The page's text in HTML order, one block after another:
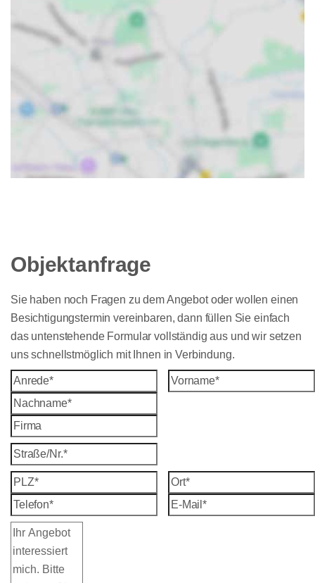
Objektanfrage
Sie haben noch Fragen zu dem Angebot oder wollen einen
Besichtigungstermin vereinbaren, dann füllen Sie einfach
das untenstehende Formular vollständig aus und wir setzen
uns schnellstmöglich mit Ihnen in Verbindung.